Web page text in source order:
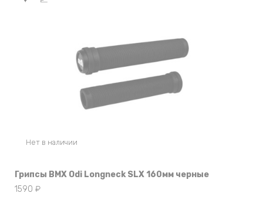
Нет в наличии
Грипсы BMX Odi Longneck SLX 160мм черные
1590 ₽